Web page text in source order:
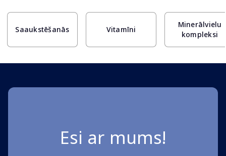
Saaukstēšanās Vitamīni
Minerālvielu
kompleksi
Esi ar mums!